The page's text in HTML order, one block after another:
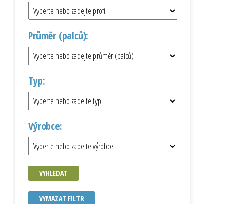
Průměr (palců):
Typ:
Výrobce:
VYHLEDAT
VYMAZAT FILTR